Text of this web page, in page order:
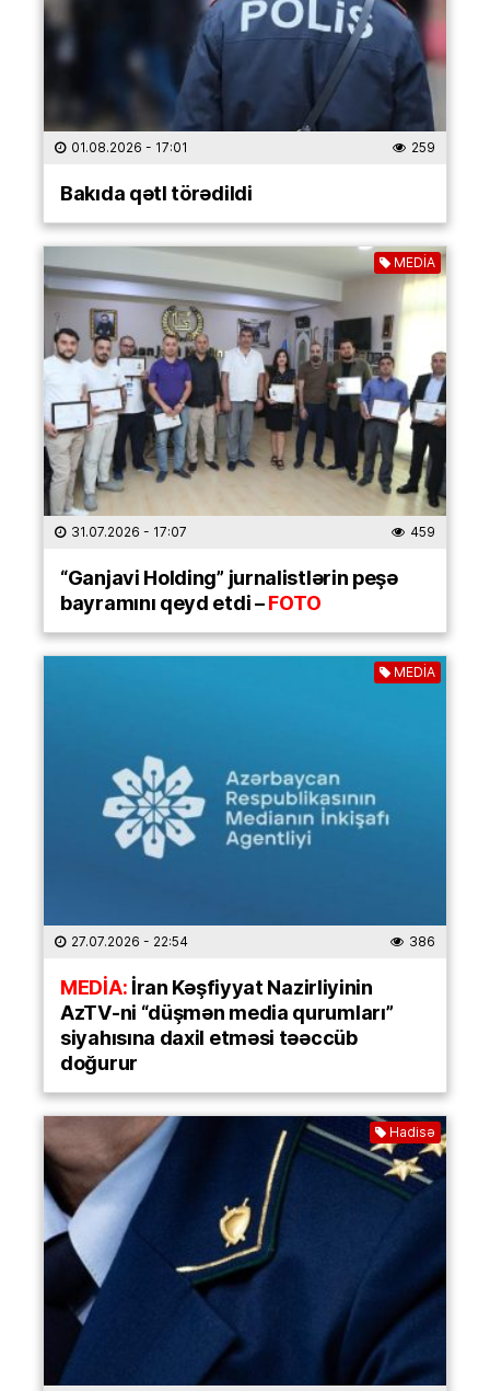
01.08.2026 - 17:01 259
Bakıda qətl törədildi
MEDİA
31.07.2026 - 17:07 459
“Ganjavi Holding” jurnalistlərin peşə
bayramını qeyd etdi –FOTO
MEDİA
27.07.2026 - 22:54 386
MEDİA:İran Kəşfiyyat Nazirliyinin
AzTV-ni “düşmən media qurumları”
siyahısına daxil etməsi təəccüb
doğurur
Hadisə